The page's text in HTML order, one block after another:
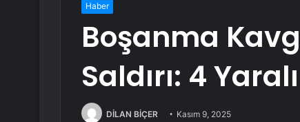
Haber
Boşanma
Saldırı: 4 Yaralı
DİLAN BİÇER Kasım 9, 2025